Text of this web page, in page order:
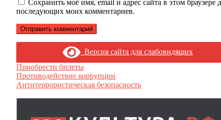
Сохранить моё имя, email и адрес сайта в этом браузере
последующих моих комментариев.
Версия сайта для слабовидящих
Приобрести билеты
Противодействие коррупции
Антитеррористическая безопасность